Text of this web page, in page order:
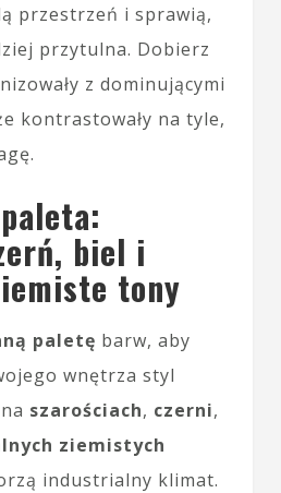
przestrzeń i sprawią,
przytulna. Dobierz
z dominującymi
kontrastowały na tyle,
biel i
tony
paletę barw, aby
wnętrza styl
szarościach, czerni,
ziemistych
industrialny klimat.